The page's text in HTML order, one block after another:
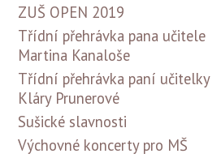
ZUŠ OPEN 2019
Třídní přehrávka pana učitele
Martina Kanaloše
Třídní přehrávka paní učitelky
Kláry Prunerové
Sušické slavnosti
Výchovné koncerty pro MŠ